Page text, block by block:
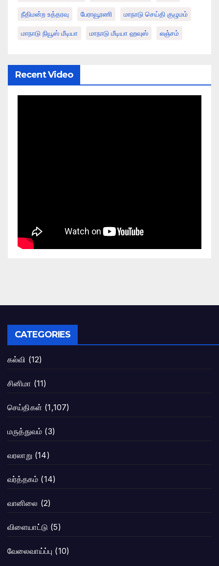
நீதிமன்ற உத்தரவு பேராவூரணி மாநாடு செய்தி குழுமம்
மாநாடு நியூஸ் மீடியா மாநாடு மீடியா ஹவுஸ் லஞ்சம்
Recent Video
CATEGORIES
கல்வி (12)
சினிமா (11)
செய்திகள் (1,107)
மருத்துவம் (3)
வரலாறு (14)
வர்த்தகம் (14)
வானிலை (2)
விளையாட்டு (5)
வேலைவாய்ப்பு (10)